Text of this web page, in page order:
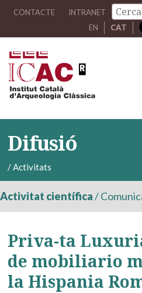
CONTACTE INTRANET
EN
CAT
Difusió
/Activitats
Activitat científica/
Priva-ta
de mobiliario
la Hispania